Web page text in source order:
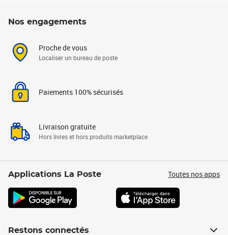
Nos engagements
Proche de vous
Localiser un bureau de poste
Paiements 100% sécurisés
Livraison gratuite
Hors livres et hors produits marketplace
Applications La Poste Toutes nos apps
Restons connectés